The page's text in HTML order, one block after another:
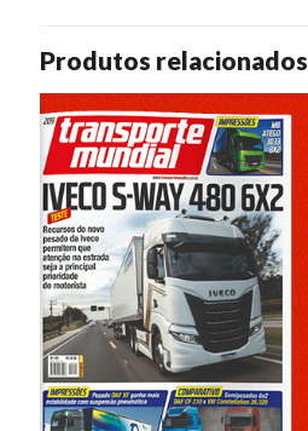
Produtos relacionados